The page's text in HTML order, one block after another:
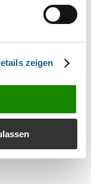
zeigen